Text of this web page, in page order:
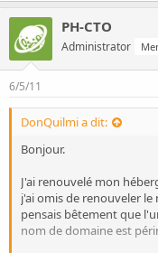
PH-CTO
Administrator
6/5/11
DonQuilmi a dit:
Bonjour.
J'ai renouvelé mon
j'ai omis de renouveler
pensais bêtement que
nom de domaine est